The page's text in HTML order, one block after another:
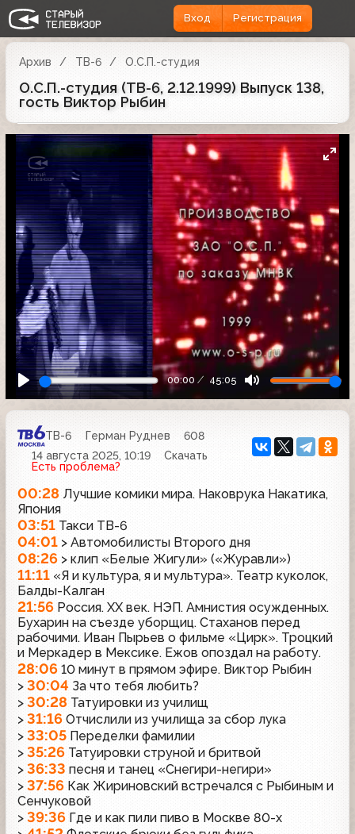
Вход Регистрация
Архив ТВ-6 О.С.П.-студия
О.С.П.-студия (ТВ-6, 2.12.1999) Выпуск 138,
гость Виктор Рыбин
00:00 45:05
ТВ-6 Герман Руднев
608
14 августа 2025, 10:19
Скачать
Есть проблема?
00:28 Лучшие комики мира. Наковрука Накатика,
Япония
03:51 Такси ТВ-6
04:01 > Автомобилисты Второго дня
08:26 > клип «Белые Жигули» («Журавли»)
11:11 «Я и культура, я и мультура». Театр куколок,
Балды-Калган
21:56 Россия. XX век. НЭП. Амнистия осужденных.
Бухарин на съезде уборщиц. Стаханов перед
рабочими. Иван Пырьев о фильме «Цирк». Троцкий
и Меркадер в Мексике. Ежов опоздал на работу.
28:06 10 минут в прямом эфире. Виктор Рыбин
> 30:04 За что тебя любить?
> 30:28 Татуировки из училищ
> 31:16 Отчислили из училища за сбор лука
> 33:05 Переделки фамилии
> 35:26 Татуировки струной и бритвой
> 36:33 песня и танец «Снегири-негири»
> 37:56 Как Жириновский встречался с Рыбиным и
Сенчуковой
> 39:36 Где и как пили пиво в Москве 80-х